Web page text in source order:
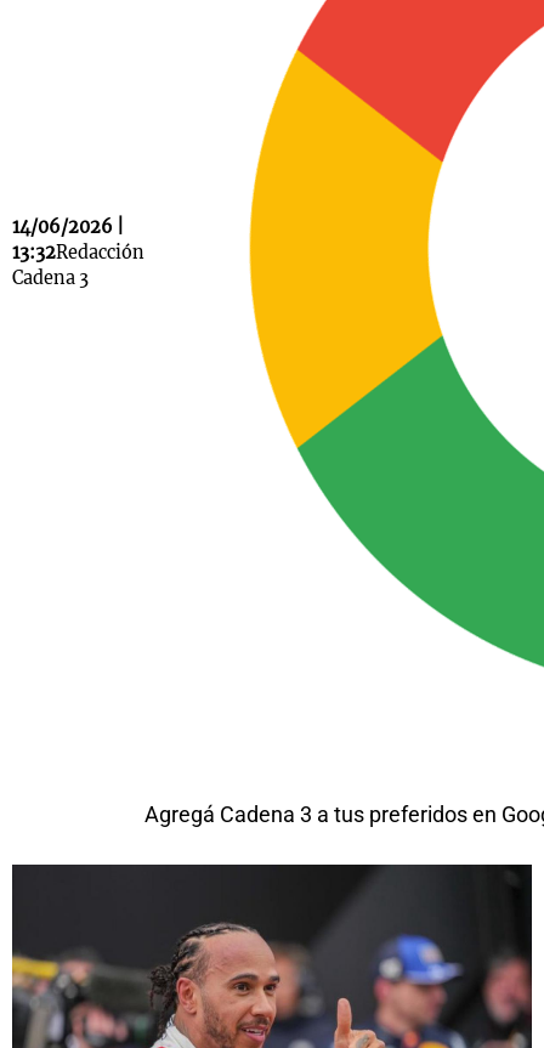
14/06/2026 |
13:32Redacción
Cadena 3
Agregá Cadena 3 a tus preferidos en